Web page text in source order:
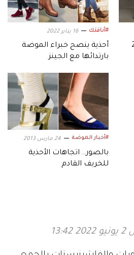
#أناقتك 16 يناير 2022
أحذية ينصح خبراء الموضة
بارتدائها مع الجينز
#أخبار الموضة 24 مارس 2013
بالصور.. اتجاهات الأحذية
للخريف القادم